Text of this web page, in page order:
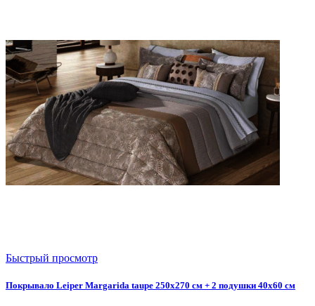
Быстрый просмотр
Покрывало Leiper Margarida taupe 250x270 см + 2 подушки 40х60 см